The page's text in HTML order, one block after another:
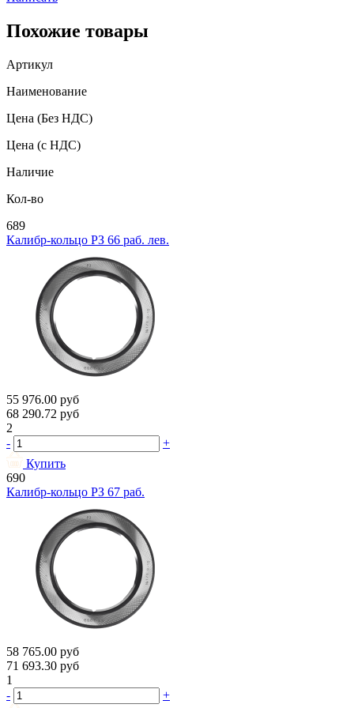
Похожие товары
Артикул
Наименование
Цена (Без НДС)
Цена (с НДС)
Наличие
Кол-во
689
Калибр-кольцо РЗ 66 раб. лев.
55 976.00 руб
68 290.72 руб
2
-
+
Купить
690
Калибр-кольцо РЗ 67 раб.
58 765.00 руб
71 693.30 руб
1
-
+